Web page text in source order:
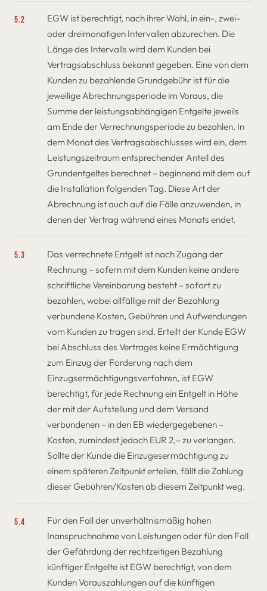
5.2
EGW ist berechtigt, nach ihrer Wahl, in ein-, zwei-
oder dreimonatigen Intervallen abzurechen. Die
Länge des Intervalls wird dem Kunden bei
Vertragsabschluss bekannt gegeben. Eine von dem
Kunden zu bezahlende Grundgebühr ist für die
jeweilige Abrechnungsperiode im Voraus, die
Summe der leistungsabhängigen Entgelte jeweils
am Ende der Verrechnungsperiode zu bezahlen. In
dem Monat des Vertragsabschlusses wird ein, dem
Leistungszeitraum entsprechender Anteil des
Grundentgeltes berechnet – beginnend mit dem auf
die Installation folgenden Tag. Diese Art der
Abrechnung ist auch auf die Fälle anzuwenden, in
denen der Vertrag während eines Monats endet.
5.3
Das verrechnete Entgelt ist nach Zugang der
Rechnung – sofern mit dem Kunden keine andere
schriftliche Vereinbarung besteht – sofort zu
bezahlen, wobei allfällige mit der Bezahlung
verbundene Kosten, Gebühren und Aufwendungen
vom Kunden zu tragen sind. Erteilt der Kunde EGW
bei Abschluss des Vertrages keine Ermächtigung
zum Einzug der Forderung nach dem
Einzugsermächtigungsverfahren, ist EGW
berechtigt, für jede Rechnung ein Entgelt in Höhe
der mit der Aufstellung und dem Versand
verbundenen – in den EB wiedergegebenen –
Kosten, zumindest jedoch EUR 2,– zu verlangen.
Sollte der Kunde die Einzugesermächtigung zu
einem späteren Zeitpunkt erteilen, fällt die Zahlung
dieser Gebühren/Kosten ab diesem Zeitpunkt weg.
5.4
Für den Fall der unverhältnismäßig hohen
Inanspruchnahme von Leistungen oder für den Fall
der Gefährdung der rechtzeitigen Bezahlung
künftiger Entgelte ist EGW berechtigt, von dem
Kunden Vorauszahlungen auf die künftigen